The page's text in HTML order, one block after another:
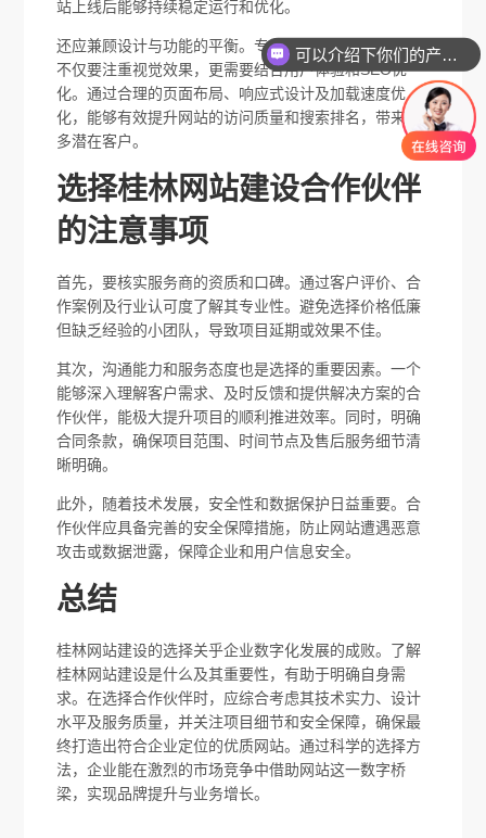
站上线后能够持续稳定运行和优化。
还应兼顾设计与功能的平衡。专业的网站设计开发团队
不仅要注重视觉效果，更需要结合用户体验和SEO优
化。通过合理的页面布局、响应式设计及加载速度优
化，能够有效提升网站的访问质量和搜索排名，带来更
多潜在客户。
选择桂林网站建设合作伙伴
的注意事项
首先，要核实服务商的资质和口碑。通过客户评价、合
作案例及行业认可度了解其专业性。避免选择价格低廉
但缺乏经验的小团队，导致项目延期或效果不佳。
其次，沟通能力和服务态度也是选择的重要因素。一个
能够深入理解客户需求、及时反馈和提供解决方案的合
作伙伴，能极大提升项目的顺利推进效率。同时，明确
合同条款，确保项目范围、时间节点及售后服务细节清
晰明确。
此外，随着技术发展，安全性和数据保护日益重要。合
作伙伴应具备完善的安全保障措施，防止网站遭遇恶意
攻击或数据泄露，保障企业和用户信息安全。
总结
桂林网站建设的选择关乎企业数字化发展的成败。了解
桂林网站建设是什么及其重要性，有助于明确自身需
求。在选择合作伙伴时，应综合考虑其技术实力、设计
水平及服务质量，并关注项目细节和安全保障，确保最
终打造出符合企业定位的优质网站。通过科学的选择方
法，企业能在激烈的市场竞争中借助网站这一数字桥
梁，实现品牌提升与业务增长。